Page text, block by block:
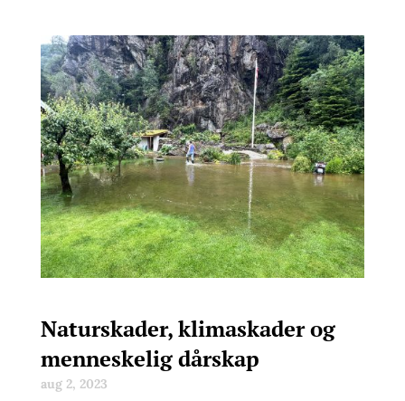
Naturskader, klimaskader og
menneskelig dårskap
aug 2, 2023